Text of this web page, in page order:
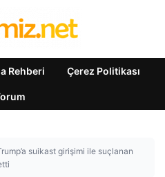
Rehberi Çerez Politikası
suikast girişimi ile suçlanan